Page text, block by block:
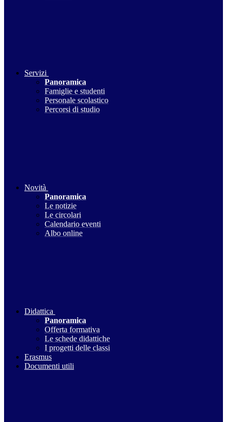
Servizi
Panoramica
Famiglie e studenti
Personale scolastico
Percorsi di studio
Novità
Panoramica
Le notizie
Le circolari
Calendario eventi
Albo online
Didattica
Panoramica
Offerta formativa
Le schede didattiche
I progetti delle classi
Erasmus
Documenti utili